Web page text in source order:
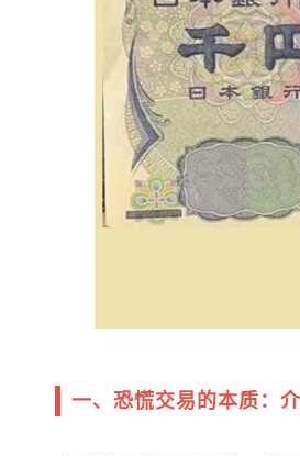
一、恐慌交易的本质：